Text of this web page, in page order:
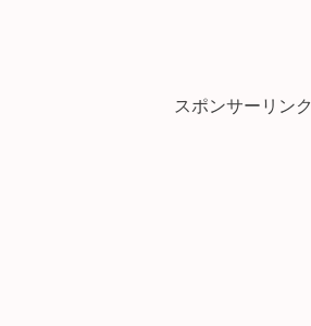
スポンサーリンク